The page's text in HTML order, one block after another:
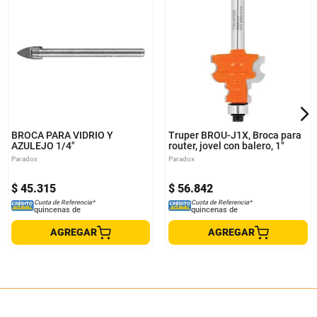
BROCA PARA VIDRIO Y
AZULEJO 1/4"
Paradox
$ 45.315
Cuota de Referencia*
quincenas de
AGREGAR
Truper BROU-J1X, Broca para
router, jovel con balero, 1"
Paradox
$ 56.842
Cuota de Referencia*
quincenas de
AGREGAR